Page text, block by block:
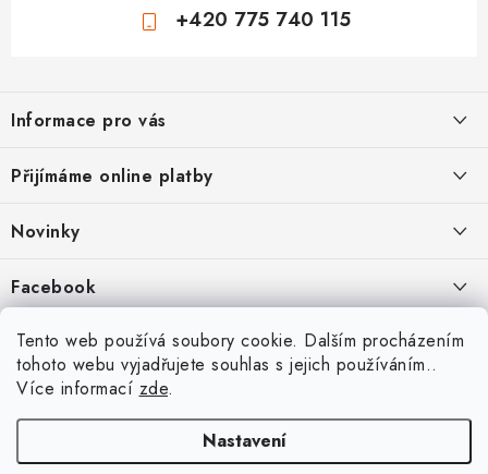
Tento web používá soubory cookie. Dalším procházením
tohoto webu vyjadřujete souhlas s jejich používáním..
Více informací zde.
Nastavení
+420 775 740 115
p
a
Informace pro vás
Jak nakupovat
Ochrana osobních údajů
Hodnocení obchodu
Doprava a platba
Vrácení zboží a reklamace
Přijímáme online platby
Novinky
Kryty, pouzdra, obaly na mobil Apple iPhone.
11.9.2022
Nová skla pro vaši ochranu
22.8.2020
Designové kryty pro Xiaomi
Facebook
Heureka Recenze obchodu